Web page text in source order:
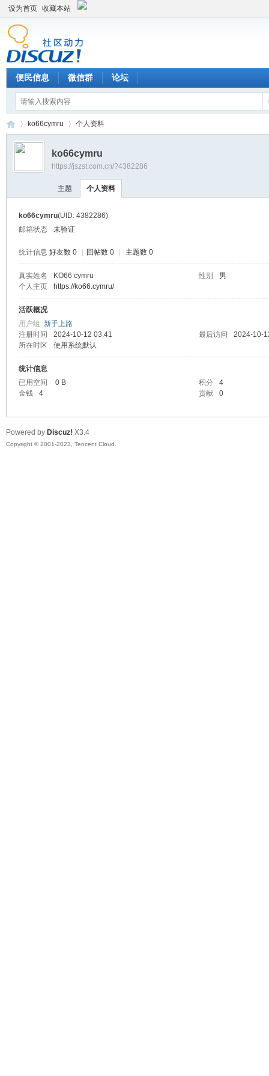
设为首页 收藏本站
便民信息 微信群 论坛
uz!
›
ko66cymru 个人资料
ko66cymru
https://jszst.com.cn/?4382286
主题 个人资料
ko66cymru(UID: 4382286)
邮箱状态
未验证
统计信息 好友数 0 回帖数 0 主题数 0
真实姓名 KO66 cymru 性别
男
个人主页
https://ko66.cymru/
活跃概况
用户组 新手上路
注册时间
2024-10-12 03:41 最后访问
2024-10-
所在时区
使用系统默认
统计信息
已用空间
0 B 积分
4
金钱
4 贡献 0
Powered by Discuz! X3.4
Copyright © 2001-2023, Tencent Cloud.